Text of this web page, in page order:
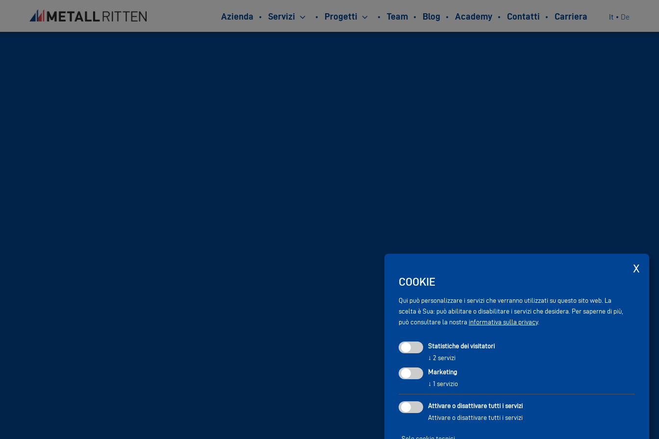
Azienda Servizi Progetti Team Blog Academy Contatti Carriera It De
COOKIE
Qui può personalizzare i servizi che verranno utilizzati su questo sito web. La
scelta è Sua: può abilitare o disabilitare i servizi che desidera. Per saperne di più,
può consultare la nostra informativa sulla privacy.
Statistiche dei visitatori
↓ 2 servizi
Marketing
↓ 1 servizio
Attivare o disattivare tutti i servizi
Attivare o disattivare tutti i servizi